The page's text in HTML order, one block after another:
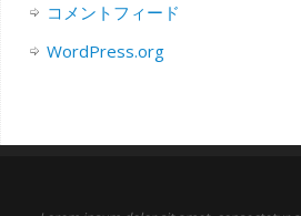
コメントフィード
WordPress.org